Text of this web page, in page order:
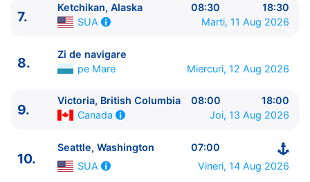
----------------------------------------
1.
Seattle, Washington
⚓ - 16:00
3.
Sitka, Alaska SUA
Juneau, Alaska
09:00 - 22:00
6.
Icy Strait Point, Alaska SUA
07:00 - 17:00
Ketchikan, Alaska
08:30 - 18:30
Zi de navigare pe Mare
0:00 - 0:00
9. Victoria, British Columbia
08:00 - 18:00
Seattle, Washington 07:00 - ⚓
7.
Ketchikan, Alaska 08:30
18:30
SUA
Marti, 11 Aug 2026
8.
Zi de navigare
pe Mare
Miercuri, 12 Aug 2026
9.
Victoria, British Columbia 08:00
18:00
Canada
Joi, 13 Aug 2026
10.
Seattle, Washington
07:00
SUA
Vineri, 14 Aug 2026